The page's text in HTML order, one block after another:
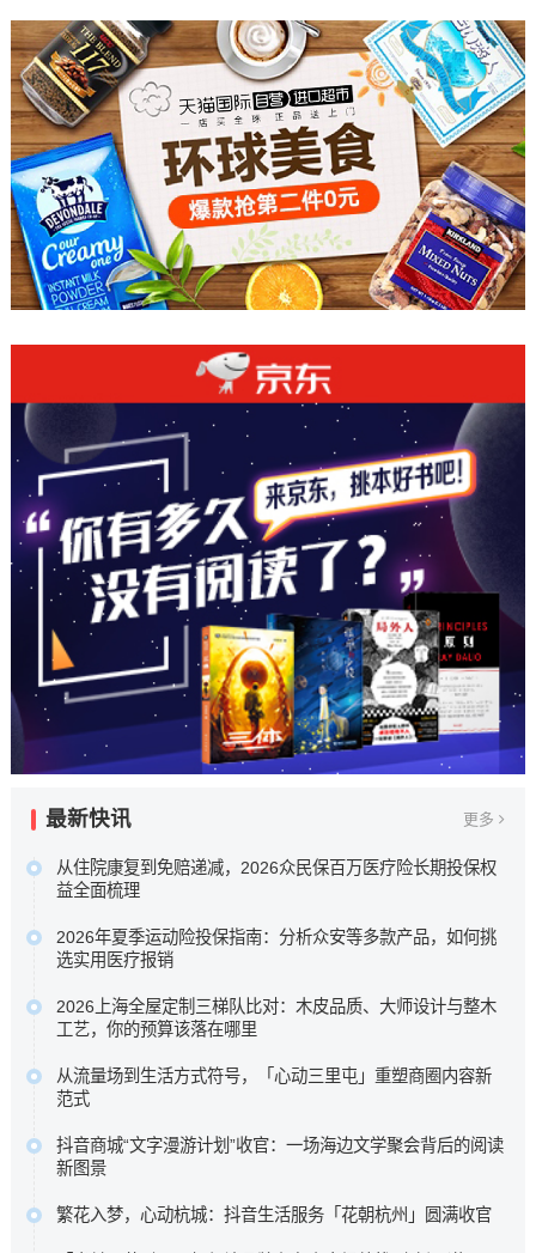
最新快讯 更多
从住院康复到免赔递减，2026众民保百万医疗险长期投保权
益全面梳理
较，核心围绕众安保险众民保2026臻选版，重点梳理其极宽
投保准入规则、新增住院康复责任，以及长期持有可获的免
赔额递减或既往症赔付等相伴权益，以期为不...…
原文链接
2026年夏季运动险投保指南：分析众安等多款产品，如何挑
选实用医疗报销
，我们针对众安等多款热门运动险的理赔细则进行了深度梳
理 ，助您理清保障核心，在运动时多一份安心。…
原文链接
2026上海全屋定制三梯队比对：木皮品质、大师设计与整木
工艺，你的预算该落在哪里
比区间，博洛尼以“大师设计+德国品质”定位中高端，图森则
专注高端大宅整木定制。…
原文链接
从流量场到生活方式符号，「心动三里屯」重塑商圈内容新
范式
去，新一代消费者走进商圈，为的不再是提袋消费，而是一
场可打卡、可停留、可分享、可聚会的完整生活叙事。…
原文链接
抖音商城“文字漫游计划”收官：一场海边文学聚会背后的阅读
新图景
生活关系的理解。徐则臣同时以《人民文学》主编身份，谈
繁花入梦，心动杭城：抖音生活服务「花朝杭州」圆满收官